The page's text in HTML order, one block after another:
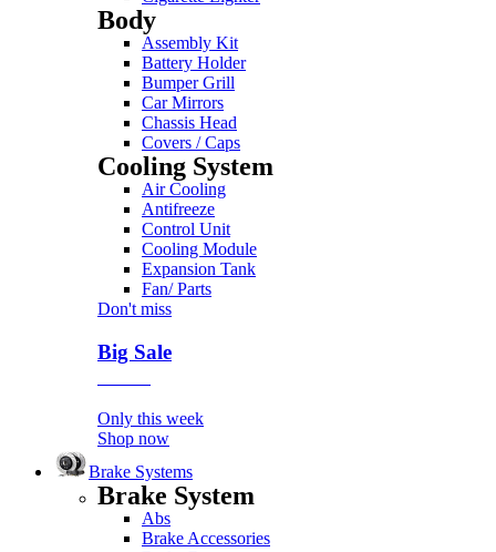
Body
Assembly Kit
Battery Holder
Bumper Grill
Car Mirrors
Chassis Head
Covers / Caps
Cooling System
Air Cooling
Antifreeze
Control Unit
Cooling Module
Expansion Tank
Fan/ Parts
Don't miss
Big Sale
Only this week
Shop now
Brake Systems
Brake System
Abs
Brake Accessories